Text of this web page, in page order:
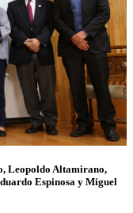
Leopoldo Altamirano,
Espinosa y Miguel